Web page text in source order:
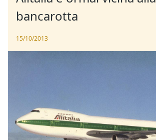
bancarotta
15/10/2013